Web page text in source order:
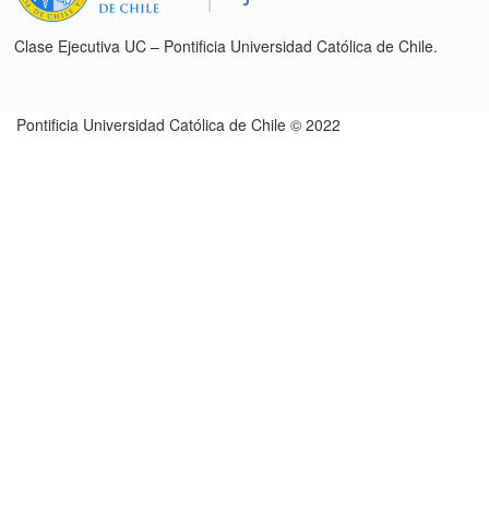
Clase Ejecutiva UC – Pontificia Universidad Católica de Chile.
Pontificia Universidad Católica de Chile © 2022